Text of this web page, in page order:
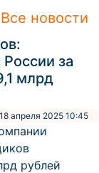
Все новости
за
млрд
18 апреля 2025 10:45
рублей